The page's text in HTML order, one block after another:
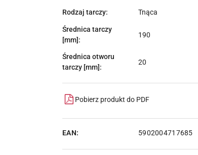
Rodzaj tarczy: Tnąca
Średnica tarczy
[mm]:
190
Średnica otworu
tarczy [mm]:
20
Pobierz produkt do PDF
EAN: 5902004717685